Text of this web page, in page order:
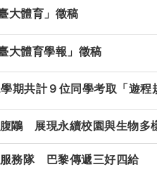
大體育」徵稿
大體育學報」徵稿
期共計９位同學考取「遊程
鷴 展現永續校園與生物多
服務隊 巴黎傳遞三好四給